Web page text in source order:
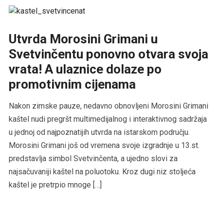
Utvrda Morosini Grimani u
Svetvinčentu ponovno otvara svoja
vrata! A ulaznice dolaze po
promotivnim cijenama
Nakon zimske pauze, nedavno obnovljeni Morosini Grimani
kaštel nudi pregršt multimedijalnog i interaktivnog sadržaja
u jednoj od najpoznatijih utvrda na istarskom području.
Morosini Grimani još od vremena svoje izgradnje u 13.st.
predstavlja simbol Svetvinčenta, a ujedno slovi za
najsačuvaniji kaštel na poluotoku. Kroz dugi niz stoljeća
kaštel je pretrpio mnoge […]